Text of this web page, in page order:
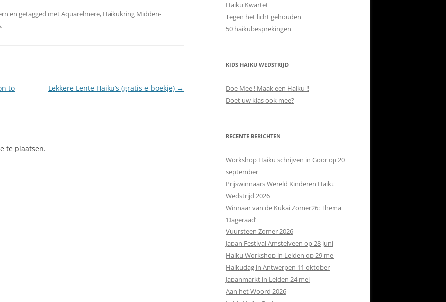
en getagged metAquarelmere, Haikukring Midden-
.
to
Lekkere Lente Haiku’s (gratis e-boekje) →
te plaatsen.
Haiku Kwartet
Tegen het licht gehouden
50 haikubesprekingen
KIDS HAIKU WEDSTRIJD
Doe Mee ! Maak een Haiku !!
Doet uw klas ook mee?
RECENTE BERICHTEN
Workshop Haiku schrijven in Goor op 20
september
Prijswinnaars Wereld Kinderen Haiku
Wedstrijd 2026
Winnaar van de Kukai Zomer26: Thema
‘Dageraad’
Vuursteen Zomer 2026
Japan Festival Amstelveen op 28 juni
Haiku Workshop in Leiden op 29 mei
Haikudag in Antwerpen 11 oktober
Japanmarkt in Leiden 24 mei
Aan het Woord 2026